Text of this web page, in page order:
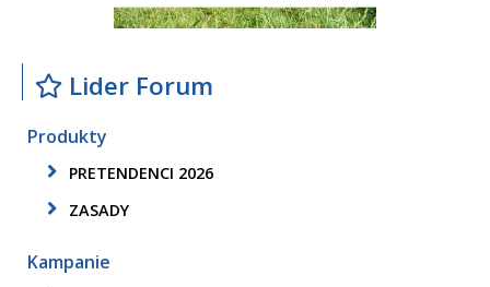
Lider Forum
Produkty
PRETENDENCI 2026
ZASADY
Kampanie